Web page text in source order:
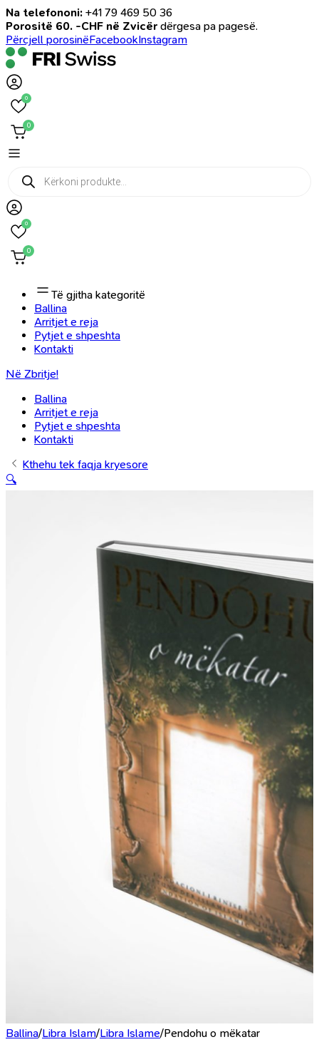
Na telefononi: +41 79 469 50 36
Porositë 60. -CHF në Zvicër dërgesa pa pagesë.
Përcjell porosinëFacebookInstagram
0
0
Products
search
0
0
Të gjitha kategoritë
Ballina
Arritjet e reja
Pytjet e shpeshta
Kontakti
Në Zbritje!
Ballina
Arritjet e reja
Pytjet e shpeshta
Kontakti
Kthehu tek faqja kryesore
🔍
Ballina/Libra Islam/Libra Islame/Pendohu o mëkatar